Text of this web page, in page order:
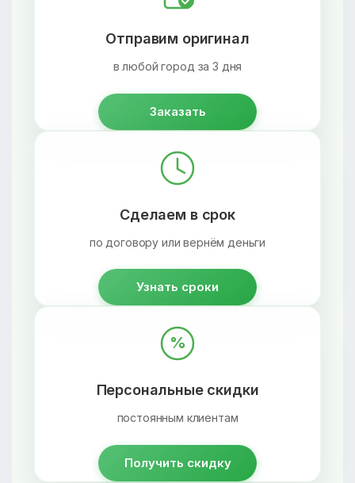
Отправим оригинал
в любой город за 3 дня
Заказать
Сделаем в срок
по договору или вернём деньги
Узнать сроки
%
Персональные скидки
постоянным клиентам
Получить скидку